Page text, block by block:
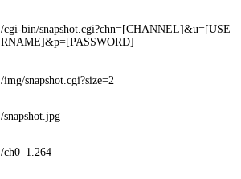
/cgi-bin/snapshot.cgi?chn=[CHANNEL]&u=[USE
RNAME]&p=[PASSWORD]
/img/snapshot.cgi?size=2
/snapshot.jpg
/ch0_1.264